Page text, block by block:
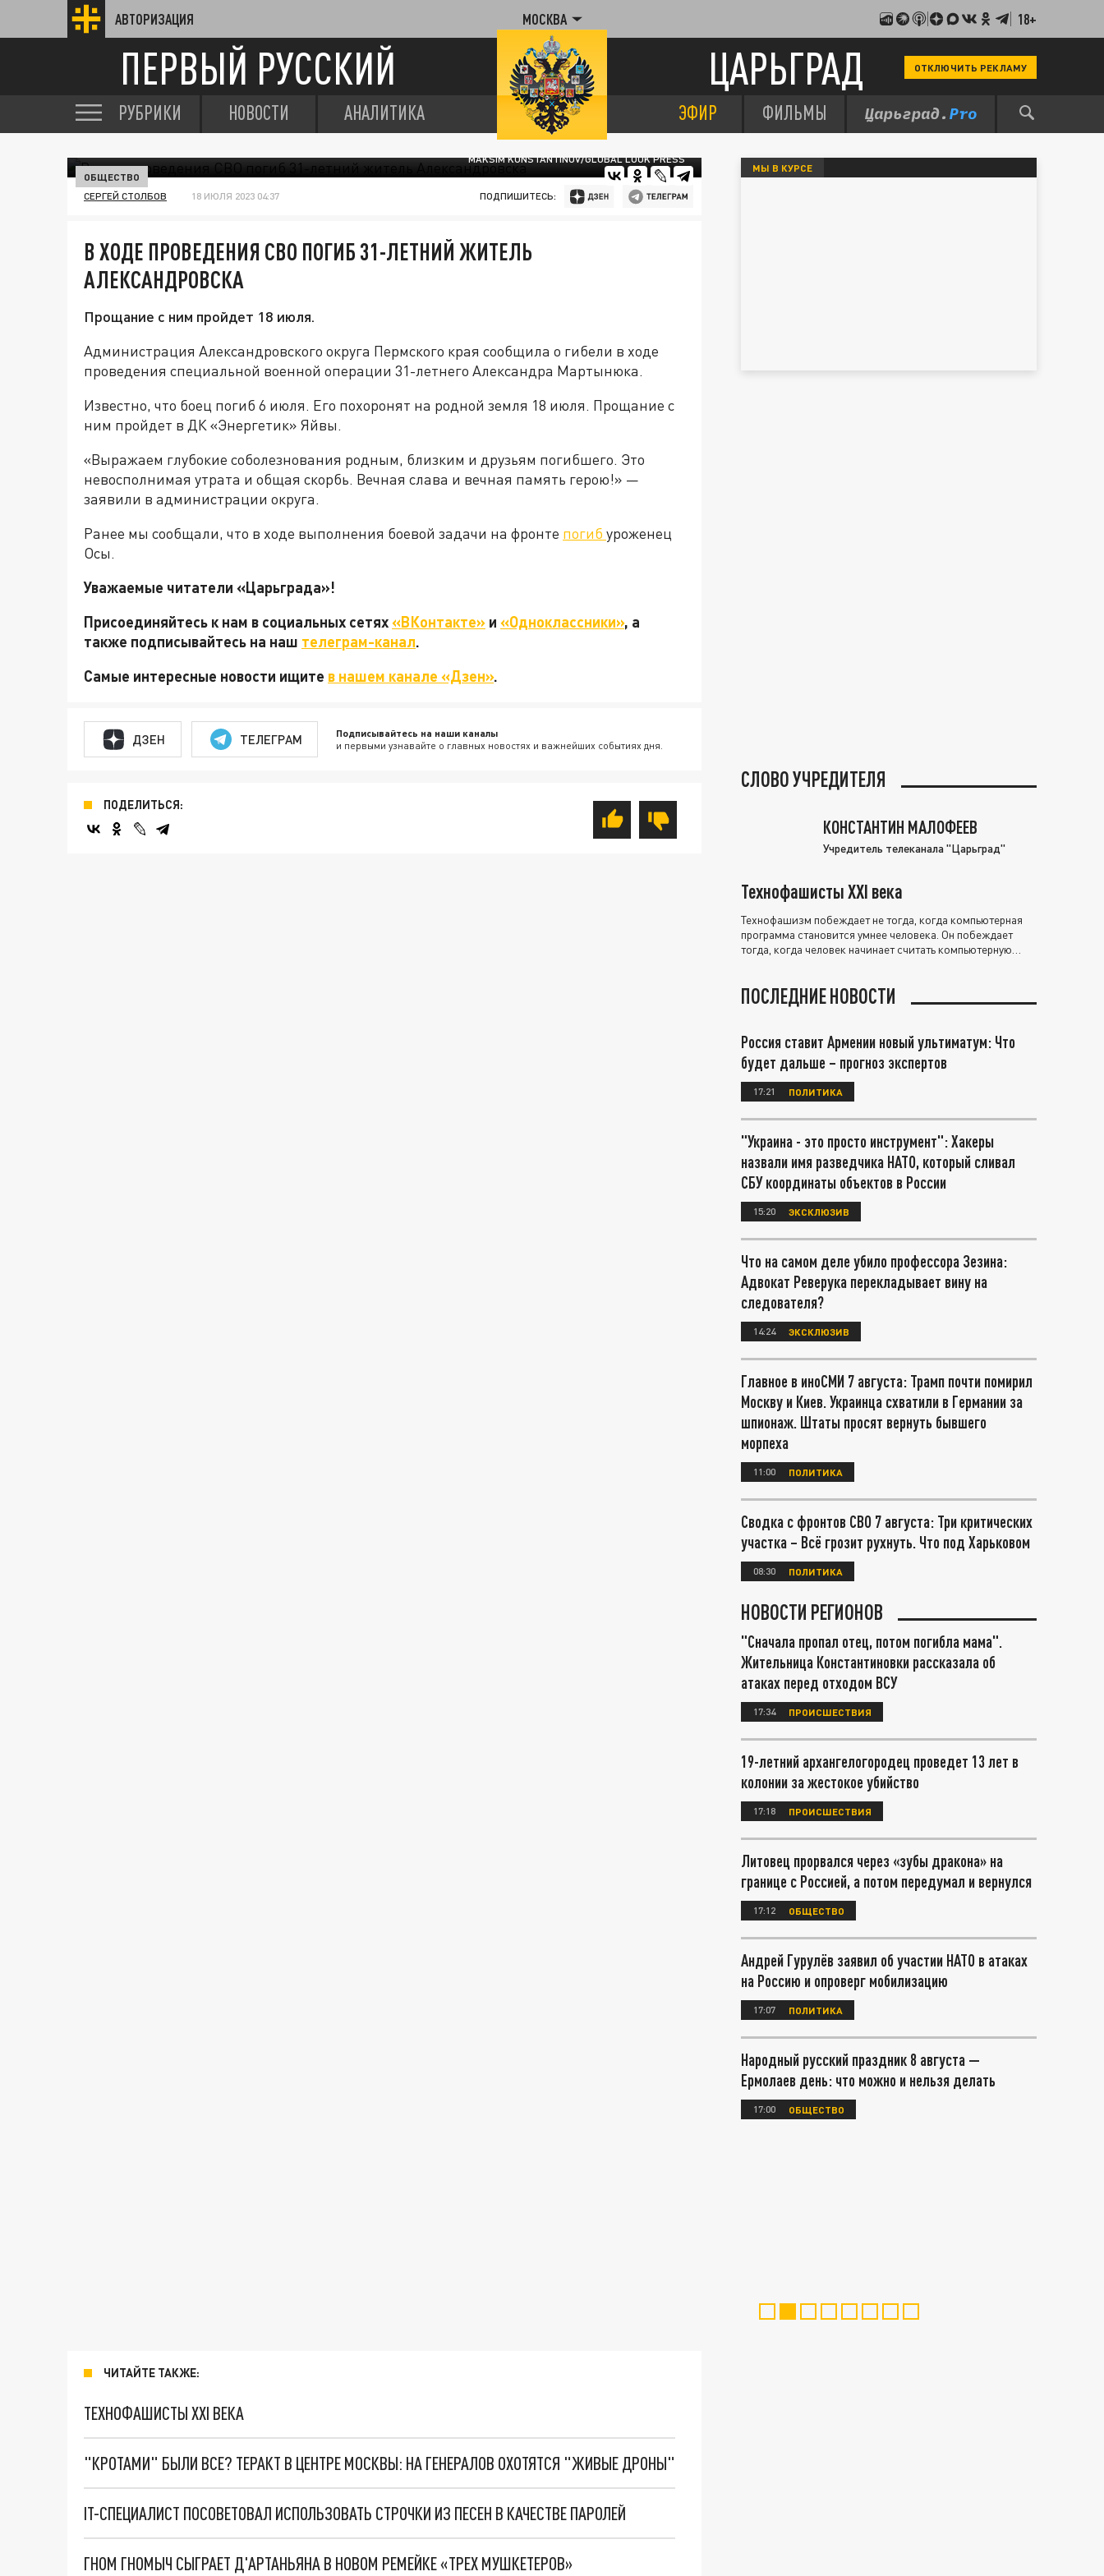
АВТОРИЗАЦИЯ МОСКВА 18+
ПЕРВЫЙ РУССКИЙ ЦАРЬГРАД ОТКЛЮЧИТЬ РЕКЛАМУ
РУБРИКИ НОВОСТИ АНАЛИТИКА ЭФИР ФИЛЬМЫ
MAKSIM KONSTANTINOV/GLOBAL LOOK PRESS
ОБЩЕСТВО
СЕРГЕЙ СТОЛБОВ 18 ИЮЛЯ 2023 04:37 ПОДПИШИТЕСЬ:
В ХОДЕ ПРОВЕДЕНИЯ СВО ПОГИБ 31-ЛЕТНИЙ ЖИТЕЛЬ
АЛЕКСАНДРОВСКА
Прощание с ним пройдет 18 июля.
Администрация Александровского округа Пермского края сообщила о гибели в ходе
проведения специальной военной операции 31-летнего Александра Мартынюка.
Известно, что боец погиб 6 июля. Его похоронят на родной земля 18 июля. Прощание с
ним пройдет в ДК «Энергетик» Яйвы.
«Выражаем глубокие соболезнования родным, близким и друзьям погибшего. Это
невосполнимая утрата и общая скорбь. Вечная слава и вечная память герою!» —
заявили в администрации округа.
Ранее мы сообщали, что в ходе выполнения боевой задачи на фронте погиб уроженец
Осы.
Уважаемые читатели «Царьграда»!
Присоединяйтесь к нам в социальных сетях«ВКонтакте» и «Одноклассники», а
также подписывайтесь на наш телеграм-канал.
Самые интересные новости ищите в нашем канале «Дзен».
ДЗЕН ТЕЛЕГРАМ Подписывайтесь на наши каналы
и первыми узнавайте о главных новостях и важнейших событиях дня.
ПОДЕЛИТЬСЯ:
ЧИТАЙТЕ ТАКЖЕ:
ТЕХНОФАШИСТЫ XXI ВЕКА
"КРОТАМИ" БЫЛИ ВСЕ? ТЕРАКТ В ЦЕНТРЕ МОСКВЫ: НА ГЕНЕРАЛОВ ОХОТЯТСЯ "ЖИВЫЕ ДРОНЫ"
IT-СПЕЦИАЛИСТ ПОСОВЕТОВАЛ ИСПОЛЬЗОВАТЬ СТРОЧКИ ИЗ ПЕСЕН В КАЧЕСТВЕ ПАРОЛЕЙ
ГНОМ ГНОМЫЧ СЫГРАЕТ Д'АРТАНЬЯНА В НОВОМ РЕМЕЙКЕ «ТРЕХ МУШКЕТЕРОВ»
МЫ В КУРСЕ
СЛОВО УЧРЕДИТЕЛЯ
КОНСТАНТИН МАЛОФЕЕВ
Учредитель телеканала "Царьград"
Технофашисты XXI века
Технофашизм побеждает не тогда, когда компьютерная
программа становится умнее человека. Он побеждает
тогда, когда человек начинает считать компьютерную
ПОСЛЕДНИЕ НОВОСТИ
Россия ставит Армении новый ультиматум: Что
будет дальше – прогноз экспертов
17:21 ПОЛИТИКА
"Украина - это просто инструмент": Хакеры
назвали имя разведчика НАТО, который сливал
СБУ координаты объектов в России
15:20 ЭКСКЛЮЗИВ
Что на самом деле убило профессора Зезина:
Адвокат Реверука перекладывает вину на
следователя?
14:24 ЭКСКЛЮЗИВ
Главное в иноСМИ 7 августа: Трамп почти помирил
Москву и Киев. Украинца схватили в Германии за
шпионаж. Штаты просят вернуть бывшего
морпеха
11:00 ПОЛИТИКА
Сводка с фронтов СВО 7 августа: Три критических
участка – Всё грозит рухнуть. Что под Харьковом
08:30 ПОЛИТИКА
НОВОСТИ РЕГИОНОВ
"Сначала пропал отец, потом погибла мама".
Жительница Константиновки рассказала об
атаках перед отходом ВСУ
17:34 ПРОИСШЕСТВИЯ
19-летний архангелогородец проведет 13 лет в
колонии за жестокое убийство
17:18 ПРОИСШЕСТВИЯ
Литовец прорвался через «зубы дракона» на
границе с Россией, а потом передумал и вернулся
17:12 ОБЩЕСТВО
Андрей Гурулёв заявил об участии НАТО в атаках
на Россию и опроверг мобилизацию
17:07 ПОЛИТИКА
Народный русский праздник 8 августа —
Ермолаев день: что можно и нельзя делать
17:00 ОБЩЕСТВО